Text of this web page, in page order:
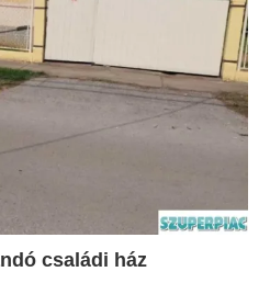
családi ház